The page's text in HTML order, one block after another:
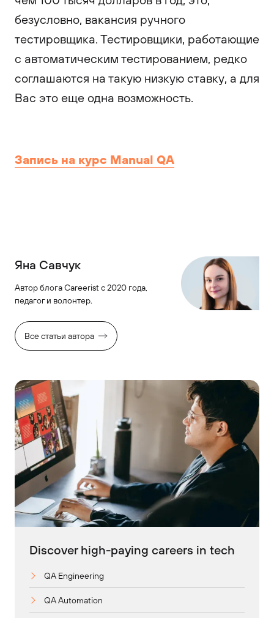
безусловно, вакансия ручного
тестировщика. Тестировщики, работающие
с автоматическим тестированием, редко
соглашаются на такую низкую ставку, а для
Вас это еще одна возможность.
Запись на курс Manual QA
Яна Савчук
Автор блога Careerist с 2020 года,
педагог и волонтер.
Все статьи автора
Discover high-paying careers in tech
QA Engineering
QA Automation